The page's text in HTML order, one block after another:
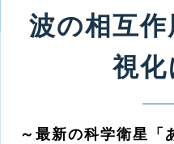
波の相互
視化
～最新の科学衛星「